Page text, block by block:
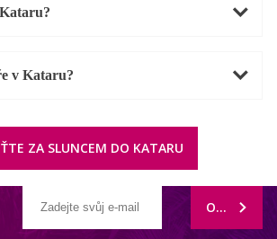
v Kataru?
ZA SLUNCEM DO KATARU
ODEBÍRAT